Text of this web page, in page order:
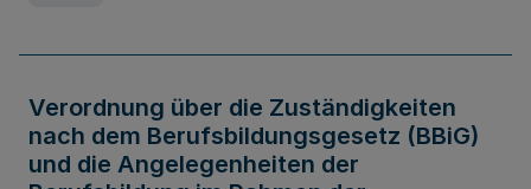
Verordnung über die Zuständigkeiten
nach dem Berufsbildungsgesetz (BBiG)
und die Angelegenheiten der